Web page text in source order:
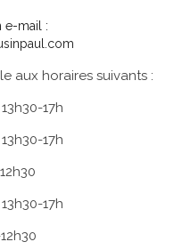
e-mail :
aux horaires suivants :
17h
17h
17h